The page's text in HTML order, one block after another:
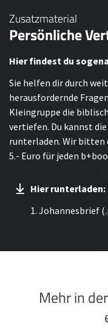
Zusatzmaterial
Persönliche
Hier findest du
Sie helfen dir durch
herausfordernde
Kleingruppe die
vertiefen. Du kannst
runterladen. Wir bitten
5.- Euro für jeden
Hier runterladen:
1. Johannesbrief
Mehr in